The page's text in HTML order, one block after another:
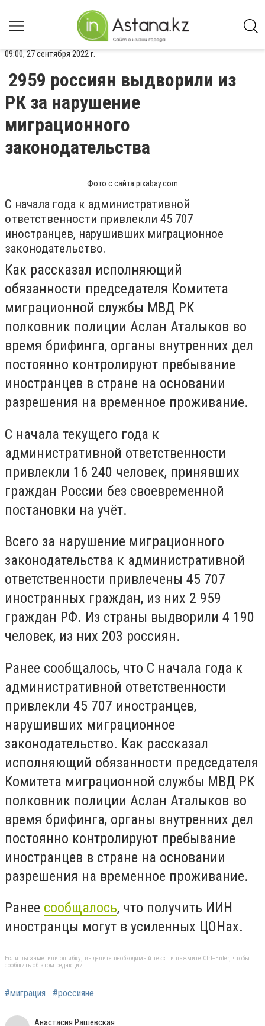
09:00, 27 сентября 2022 г.
2959 россиян выдворили из
РК за нарушение
миграционного
законодательства
Фото с сайта pixabay.com
С начала года к административной
ответственности привлекли 45 707
иностранцев, нарушивших миграционное
законодательство.
Как рассказал исполняющий
обязанности председателя Комитета
миграционной службы МВД РК
полковник полиции Аслан Аталыков во
время брифинга, органы внутренних дел
постоянно контролируют пребывание
иностранцев в стране на основании
разрешения на временное проживание.
C начала текущего года к
административной ответственности
привлекли 16 240 человек, принявших
граждан России без своевременной
постановки на учёт.
Всего за нарушение миграционного
законодательства к административной
ответственности привлечены 45 707
иностранных граждан, из них 2 959
граждан РФ. Из страны выдворили 4 190
человек, из них 203 россиян.
Ранее сообщалось, что С начала года к
административной ответственности
привлекли 45 707 иностранцев,
нарушивших миграционное
законодательство. Как рассказал
исполняющий обязанности председателя
Комитета миграционной службы МВД РК
полковник полиции Аслан Аталыков во
время брифинга, органы внутренних дел
постоянно контролируют пребывание
иностранцев в стране на основании
разрешения на временное проживание.
Ранее сообщалось, что получить ИИН
иностранцы могут в усиленных ЦОНах.
Если вы заметили ошибку, выделите необходимый текст и нажмите Ctrl+Enter, чтобы
сообщить об этом редакции
#миграция #россияне
Анастасия Рашевская